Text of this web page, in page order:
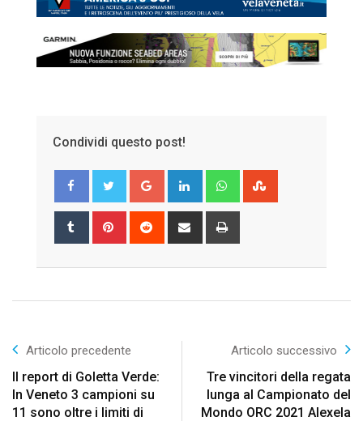
Condividi questo post!
Google+ LinkedIn Whatsapp
Tumblr Pinterest Reddit
Share
Articolo precedente
Il report di Goletta Verde:
In Veneto 3 campioni su
11 sono oltre i limiti di
Articolo successivo
Tre vincitori della regata
lunga al Campionato del
Mondo ORC 2021 Alexela